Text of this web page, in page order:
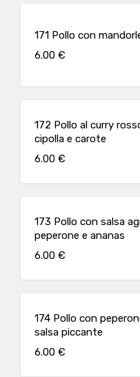
171 Pollo con
6.00 €
172 Pollo al curry
cipolla e carote
6.00 €
173 Pollo con salsa
peperone e ananas
6.00 €
174 Pollo con
salsa piccante
6.00 €